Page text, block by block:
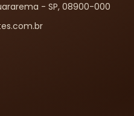
- SP, 08900-000